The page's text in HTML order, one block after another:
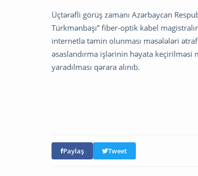
Üçtərəfli görüş zamanı Azərbaycan
Türkmənbaşı” fiber-optik kabel
internetlə təmin olunması məsələləri
əsaslandırma işlərinin həyata
yaradılması qərara alınıb.
Paylaş Tweet